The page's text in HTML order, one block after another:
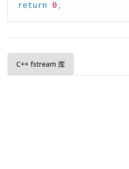
return
0 ;
C++ fstream 库